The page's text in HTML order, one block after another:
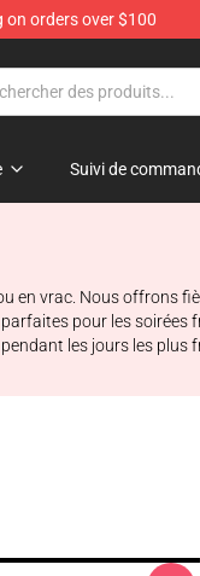
on orders over $100
Suivi de
en vrac. Nous
pour les
les jours les plus